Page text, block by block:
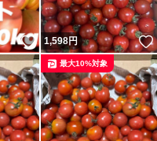
いいね！
1,598円
最大10%対象